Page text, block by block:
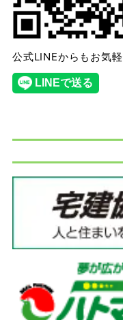
公式LINEからもお気